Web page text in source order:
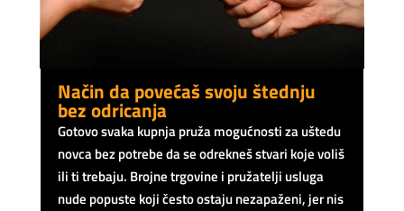
Način da povećaš svoju štednju
bez odricanja
Gotovo svaka kupnja pruža mogućnosti za uštedu
novca bez potrebe da se odrekneš stvari koje voliš
ili ti trebaju. Brojne trgovine i pružatelji usluga
nude popuste koji često ostaju nezapaženi, jer nis